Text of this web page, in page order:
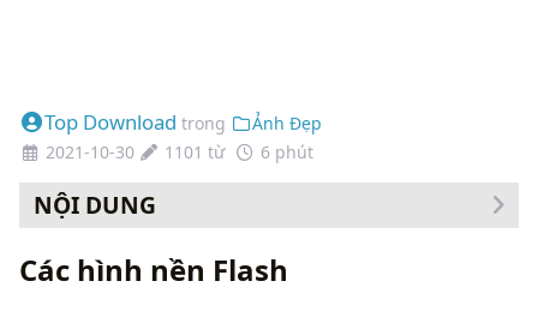
Top Download trong
Ảnh Đẹp
2021-10-30
1101 từ 6 phút
NỘI DUNG
Các hình nền Flash